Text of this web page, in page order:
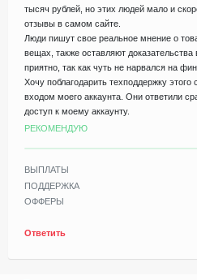
тысяч рублей, но этих людей мало и
отзывы в самом сайте.
Люди пишут свое реальное мнение о
вещах, также оставляют
приятно, так как чуть не нарвался на
Хочу поблагодарить техподдержку этого
входом моего аккаунта. Они ответили
доступ к моему аккаунту.
РЕКОМЕНДУЮ
ВЫПЛАТЫ
ПОДДЕРЖКА
ОФФЕРЫ
Ответить